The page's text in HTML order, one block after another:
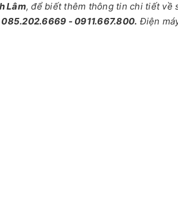
Lâm, để biết thêm thông tin chi tiết về
- 0911.667.800. Điện